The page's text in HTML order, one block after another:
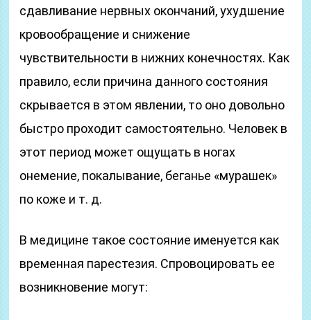
сдавливание нервных окончаний, ухудшение
кровообращение и снижение
чувствительности в нижних конечностях. Как
правило, если причина данного состояния
скрывается в этом явлении, то оно довольно
быстро проходит самостоятельно. Человек в
этот период может ощущать в ногах
онемение, покалывание, беганье «мурашек»
по коже и т. д.
В медицине такое состояние именуется как
временная парестезия. Спровоцировать ее
возникновение могут: